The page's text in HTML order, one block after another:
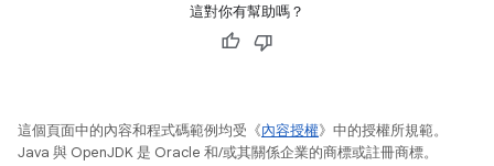
這對你有幫助嗎？
這個頁面中的內容和程式碼範例均受《內容授權》中的授權所規範。
Java 與 OpenJDK 是 Oracle 和/或其關係企業的商標或註冊商標。